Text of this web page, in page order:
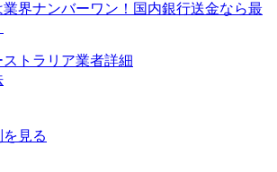
界ナンバーワン！国内銀行送金なら最
トラリア業者詳細
見る